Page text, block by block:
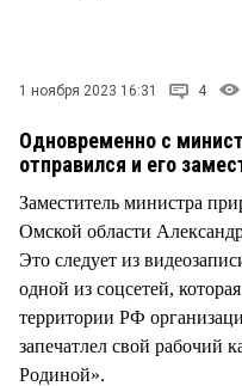
1 ноября 2023 16:31 4
Одновременно с
отправился и его
Заместитель министра
Омской области
Это следует из
одной из соцсетей,
территории РФ
запечатлел свой рабочий
Родиной».